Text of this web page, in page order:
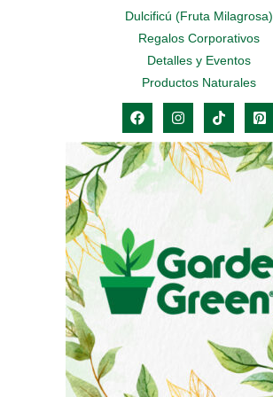
Dulcificú (Fruta Milagrosa)
Regalos Corporativos
Detalles y Eventos
Productos Naturales